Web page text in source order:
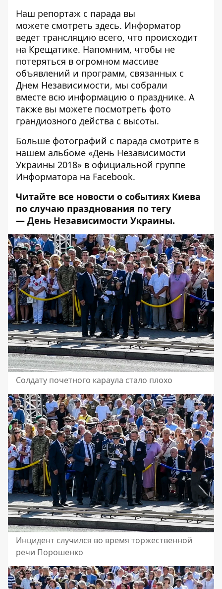
Наш репортаж с парада вы
можете смотреть здесь. Информатор
ведет трансляцию всего, что происходит
на Крещатике. Напомним, чтобы не
потеряться в огромном массиве
объявлений и программ, связанных с
Днем Независимости, мы собрали
вместе всю информацию о празднике. А
также вы можете посмотреть фото
грандиозного действа с высоты.
Больше фотографий с парада смотрите в
нашем альбоме «День Независимости
Украины 2018» в официальной группе
Информатора на Facebook.
Читайте все новости о событиях Киева
по случаю празднования по тегу
— День Независимости Украины.
Солдату почетного караула стало плохо
Инцидент случился во время торжественной
речи Порошенко